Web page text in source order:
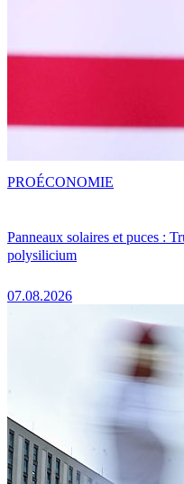
Panneaux solaires et puces :
polysilicium
07.08.2026
PROÉCONOMIE